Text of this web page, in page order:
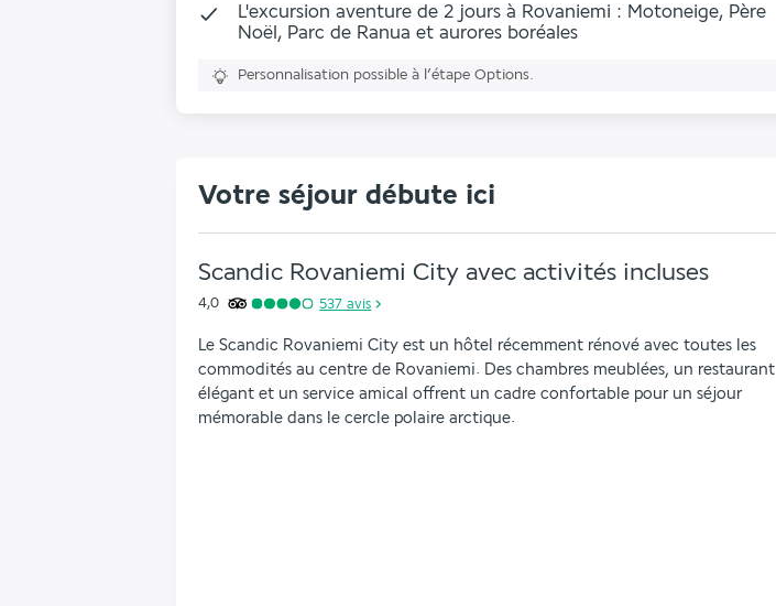
L'excursion aventure de 2 jours à Rovaniemi : Motoneige, Père
Noël, Parc de Ranua et aurores boréales
Personnalisation possible à l’étape Options.
Votre séjour débute ici
Scandic Rovaniemi City avec activités incluses
4,0 537 avis
Le Scandic Rovaniemi City est un hôtel récemment rénové avec toutes les
commodités au centre de Rovaniemi. Des chambres meublées, un restaurant
élégant et un service amical offrent un cadre confortable pour un séjour
mémorable dans le cercle polaire arctique.